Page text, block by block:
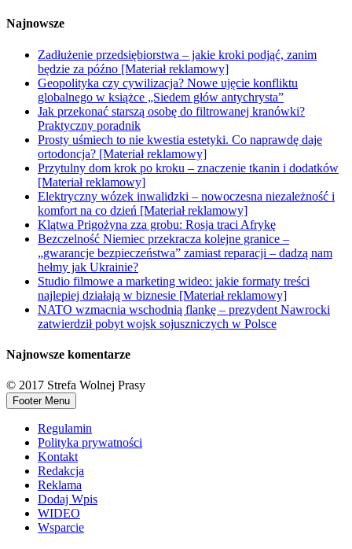
Najnowsze
Zadłużenie przedsiębiorstwa – jakie kroki podjąć, zanim
będzie za późno [Materiał reklamowy]
Geopolityka czy cywilizacja? Nowe ujęcie konfliktu
globalnego w książce „Siedem głów antychrysta”
Jak przekonać starszą osobę do filtrowanej kranówki?
Praktyczny poradnik
Prosty uśmiech to nie kwestia estetyki. Co naprawdę daje
ortodoncja? [Materiał reklamowy]
Przytulny dom krok po kroku – znaczenie tkanin i dodatków
[Materiał reklamowy]
Elektryczny wózek inwalidzki – nowoczesna niezależność i
komfort na co dzień [Materiał reklamowy]
Klątwa Prigożyna zza grobu: Rosja traci Afrykę
Bezczelność Niemiec przekracza kolejne granice –
„gwarancje bezpieczeństwa” zamiast reparacji – dadzą nam
hełmy jak Ukrainie?
Studio filmowe a marketing wideo: jakie formaty treści
najlepiej działają w biznesie [Materiał reklamowy]
NATO wzmacnia wschodnią flankę – prezydent Nawrocki
zatwierdził pobyt wojsk sojuszniczych w Polsce
Najnowsze komentarze
© 2017 Strefa Wolnej Prasy
Footer Menu
Regulamin
Polityka prywatności
Kontakt
Redakcja
Reklama
Dodaj Wpis
WIDEO
Wsparcie